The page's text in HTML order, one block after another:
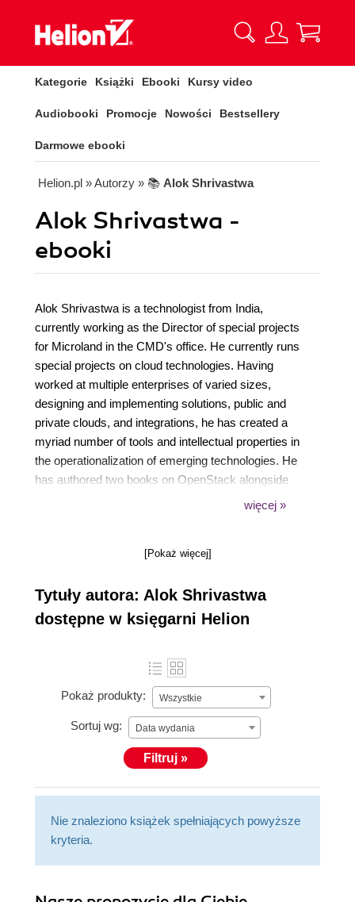
Kategorie Książki Ebooki Kursy video
Audiobooki Promocje Nowości Bestsellery
Darmowe ebooki
Helion.pl » Autorzy » 📚 Alok Shrivastwa
Alok Shrivastwa -
ebooki
Alok Shrivastwa is a technologist from India,
currently working as the Director of special projects
for Microland in the CMD's office. He currently runs
special projects on cloud technologies. Having
worked at multiple enterprises of varied sizes,
designing and implementing solutions, public and
private clouds, and integrations, he has created a
myriad number of tools and intellectual properties in
the operationalization of emerging technologies. He
has authored two books on OpenStack alongside
several white papers and blogs on technology, in
więcej »
[Pokaż więcej]
Tytuły autora: Alok Shrivastwa
dostępne w księgarni Helion
Pokaż produkty: Wszystkie
Sortuj wg: Data wydania
Filtruj »
Nie znaleziono książek spełniających powyższe
kryteria.